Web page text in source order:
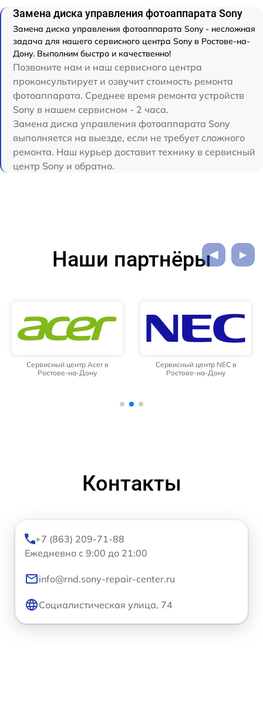
Замена диска управления фотоаппарата Sony
Замена диска управления фотоаппарата Sony - несложная
задача для нашего сервисного центра Sony в Ростове-на-
Дону. Выполним быстро и качественно!
Позвоните нам и наш сервисного центра
проконсультирует и озвучит стоимость ремонта
фотоаппарата. Среднее время ремонта устройств
Sony в нашем сервисном - 2 часа.
Замена диска управления фотоаппарата Sony
выполняется на выезде, если не требует сложного
ремонта. Наш курьер доставит технику в сервисный
центр Sony и обратно.
Наши партнёры
Сервисный центр Acer в
Ростове-на-Дону
Сервисный центр NEC в
Ростове-на-Дону
Контакты
+7 (863) 209-71-88
Ежедневно с 9:00 до 21:00
info@rnd.sony-repair-center.ru
Социалистическая улица, 74